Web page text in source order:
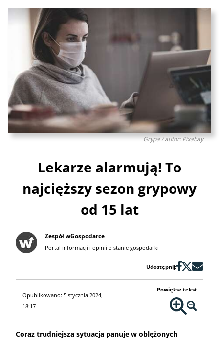
Grypa / autor: Pixabay
Lekarze alarmują! To
najcięższy sezon grypowy
od 15 lat
Zespół wGospodarce
Portal informacji i opinii o stanie gospodarki
Udostępnij:
Opublikowano: 5 stycznia 2024,
18:17
Powiększ tekst
Coraz trudniejsza sytuacja panuje w oblężonych